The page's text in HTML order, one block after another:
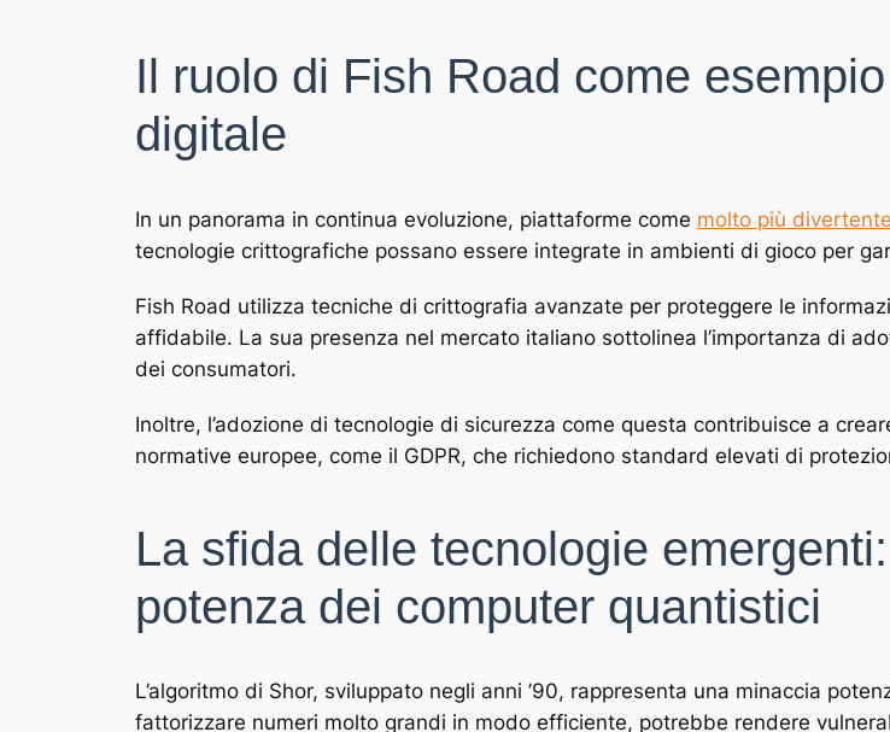
Il ruolo di Fish Road come
digitale
In un panorama in continua evoluzione, piattaforme come molto più
tecnologie crittografiche possano essere integrate in ambienti di gioco per
Fish Road utilizza tecniche di crittografia avanzate per proteggere le
affidabile. La sua presenza nel mercato italiano sottolinea l’importanza di
dei consumatori.
Inoltre, l’adozione di tecnologie di sicurezza come questa contribuisce a
normative europee, come il GDPR, che richiedono standard elevati di
La sfida delle tecnologie
potenza dei computer quantistici
L’algoritmo di Shor, sviluppato negli anni ’90, rappresenta una minaccia
fattorizzare numeri molto grandi in modo efficiente, potrebbe rendere